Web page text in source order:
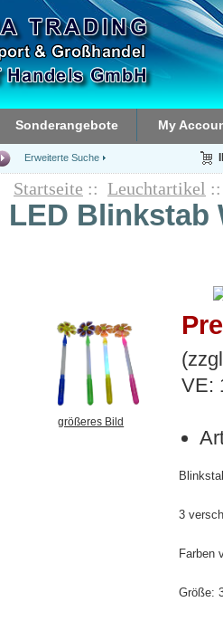
Sonderangebote My
Erweiterte Suche
Startseite :: Leuchtartikel
LED Blinkstab
größeres Bild
VE:
3
Farben
Größe: